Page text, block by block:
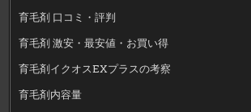
育毛剤 口コミ・評判
育毛剤 激安・最安値・お買い得
育毛剤イクオスEXプラスの考察
育毛剤内容量